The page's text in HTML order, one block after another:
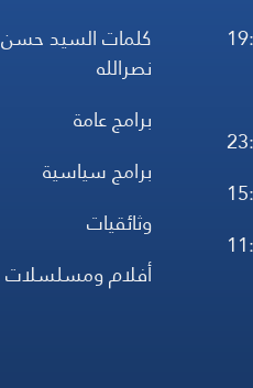
كلمات السيد حسن
نصرالله
برامج عامة
برامج سياسية
وثائقيات
أفلام ومسلسلات